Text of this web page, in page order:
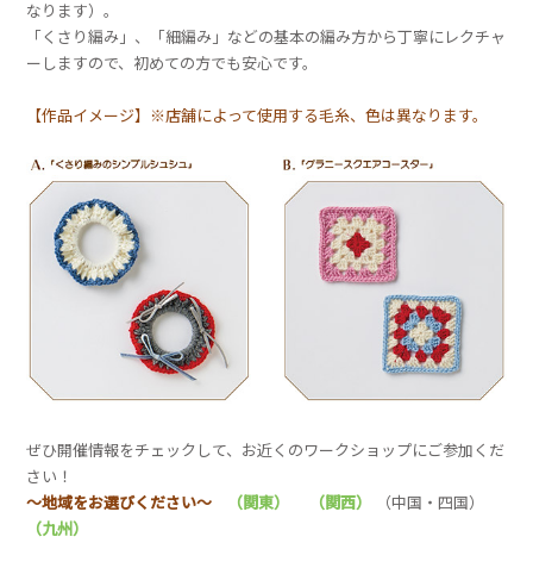
なります）。
「くさり編み」、「細編み」などの基本の編み方から丁寧にレクチャ
ーしますので、初めての方でも安心です。
【作品イメージ】※店舗によって使用する毛糸、色は異なります。
ぜひ開催情報をチェックして、お近くのワークショップにご参加くだ
さい！
～地域をお選びください～
（関東） （関西）
（中国・四国）
（九州）